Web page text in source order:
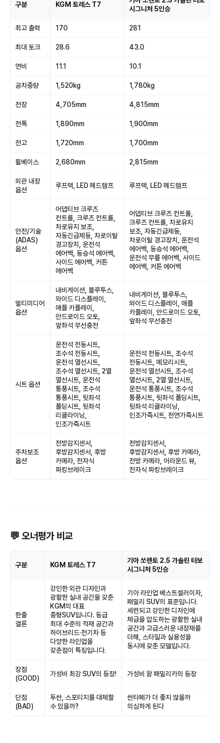
구분 KGM 토레스 T7
시그니처 5인승
최고 출력 170 281
최대 토크 28.6 43.0
연비 11.1 10.1
공차중량 1,520kg 1,780kg
전장 4,705mm 4,815mm
전폭 1,890mm 1,900mm
전고 1,720mm 1,700mm
휠베이스 2,680mm 2,815mm
외관 내장
옵션
루프랙, LED 헤드램프 루프랙, LED 헤드램프
안전/기술
(ADAS)
옵션
어댑티브 크루즈
컨트롤, 크루즈 컨트롤,
차로유지 보조,
자동긴급제동, 차로이탈
경고장치, 운전석
에어백, 동승석 에어백,
사이드 에어백, 커튼
에어백
어댑티브 크루즈 컨트롤,
크루즈 컨트롤, 차로유지
보조, 자동긴급제동,
차로이탈 경고장치, 운전석
에어백, 동승석 에어백,
운전석 무릎 에어백, 사이드
에어백, 커튼 에어백
멀티미디어
옵션
내비게이션, 블루투스,
와이드 디스플레이,
애플 카플레이,
안드로이드 오토,
앞좌석 무선충전
내비게이션, 블루투스,
와이드 디스플레이, 애플
카플레이, 안드로이드 오토,
앞좌석 무선충전
시트 옵션
운전석 전동시트,
조수석 전동시트,
운전석 열선시트,
조수석 열선시트, 2열
열선시트, 운전석
통풍시트, 조수석
통풍시트, 뒷좌석
폴딩시트, 뒷좌석
리클라이닝,
인조가죽시트
운전석 전동시트, 조수석
전동시트, 메모리시트,
운전석 열선시트, 조수석
열선시트, 2열 열선시트,
운전석 통풍시트, 조수석
통풍시트, 뒷좌석 폴딩시트,
뒷좌석 리클라이닝,
인조가죽시트, 천연가죽시트
주차보조
옵션
전방감지센서,
후방감지센서, 후방
카메라, 전자식
파킹브레이크
전방감지센서,
후방감지센서, 후방 카메라,
전방 카메라, 어라운드 뷰,
전자식 파킹브레이크
💬 오너평가 비교
구분 KGM 토레스 T7
기아 쏘렌토 2.5 가솔린 터보
시그니처 5인승
한줄
결론
강인한 외관 디자인과
광활한 실내 공간을 갖춘
KGM의 대표
중형SUV입니다. 동급
최대 수준의 적재 공간과
하이브리드·전기차 등
다양한 라인업을
갖춘점이 특징입니다.
기아 라인업 베스트셀러이자,
패밀리 SUV의 표준입니다.
세련되고 강인한 디자인에
체급을 압도하는 광활한 실내
공간과 고급스러운 내장재를
더해, 스타일과 실용성을
동시에 갖춘 모델입니다.
장점
(GOOD)
가성비 최강 SUV의 등장! 가성비 왕 패밀리카의 등장
단점
(BAD)
투싼, 스포티지를 대체할
수 있을까?
싼타페가 더 좋지 않을까
의심하게 된다